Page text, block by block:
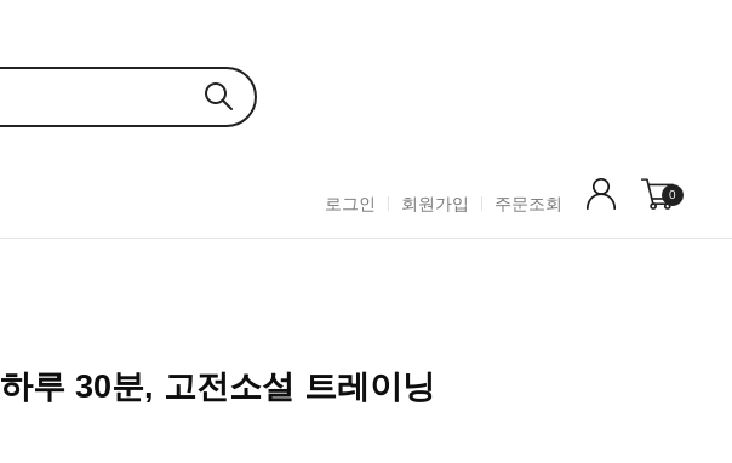
로그인 회원가입 주문조회 0
하루 30분, 고전소설 트레이닝